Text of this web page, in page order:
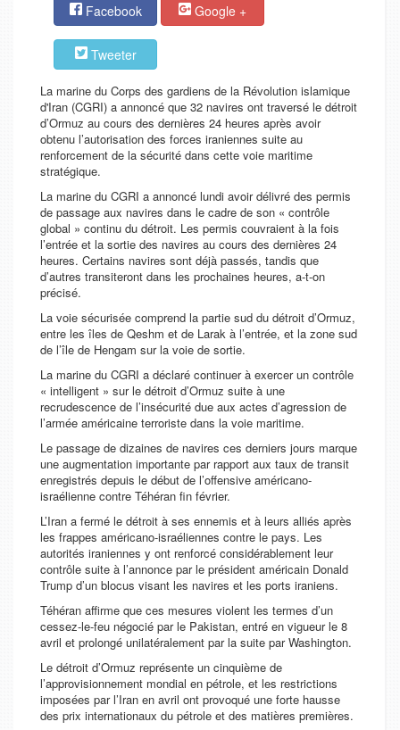
Facebook Google +
Tweeter
La marine du Corps des gardiens de la Révolution islamique
d'Iran (CGRI) a annoncé que 32 navires ont traversé le détroit
d’Ormuz au cours des dernières 24 heures après avoir
obtenu l’autorisation des forces iraniennes suite au
renforcement de la sécurité dans cette voie maritime
stratégique.
La marine du CGRI a annoncé lundi avoir délivré des permis
de passage aux navires dans le cadre de son « contrôle
global » continu du détroit. Les permis couvraient à la fois
l’entrée et la sortie des navires au cours des dernières 24
heures. Certains navires sont déjà passés, tandis que
d’autres transiteront dans les prochaines heures, a-t-on
précisé.
La voie sécurisée comprend la partie sud du détroit d’Ormuz,
entre les îles de Qeshm et de Larak à l’entrée, et la zone sud
de l’île de Hengam sur la voie de sortie.
La marine du CGRI a déclaré continuer à exercer un contrôle
« intelligent » sur le détroit d’Ormuz suite à une
recrudescence de l’insécurité due aux actes d’agression de
l’armée américaine terroriste dans la voie maritime.
Le passage de dizaines de navires ces derniers jours marque
une augmentation importante par rapport aux taux de transit
enregistrés depuis le début de l’offensive américano-
israélienne contre Téhéran fin février.
L’Iran a fermé le détroit à ses ennemis et à leurs alliés après
les frappes américano-israéliennes contre le pays. Les
autorités iraniennes y ont renforcé considérablement leur
contrôle suite à l’annonce par le président américain Donald
Trump d’un blocus visant les navires et les ports iraniens.
Téhéran affirme que ces mesures violent les termes d’un
cessez-le-feu négocié par le Pakistan, entré en vigueur le 8
avril et prolongé unilatéralement par la suite par Washington.
Le détroit d’Ormuz représente un cinquième de
l’approvisionnement mondial en pétrole, et les restrictions
imposées par l’Iran en avril ont provoqué une forte hausse
des prix internationaux du pétrole et des matières premières.